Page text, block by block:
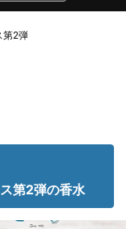
第2弾
第2弾の香水